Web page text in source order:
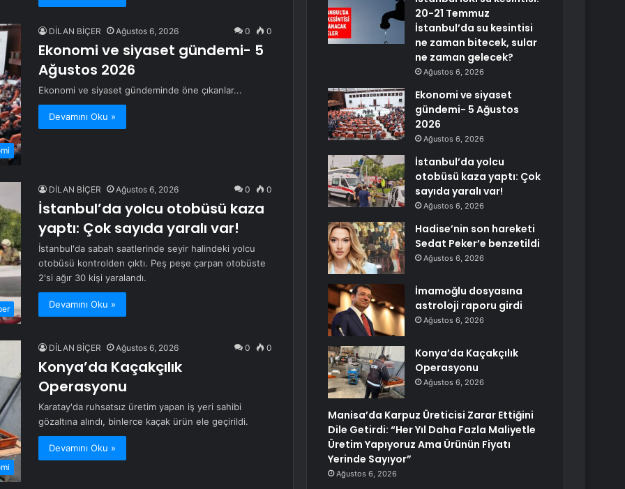
DİLAN BİÇER Ağustos 6, 2026 0 0
Ekonomi ve siyaset gündemi- 5
Ağustos 2026
Ekonomi ve siyaset gündeminde öne çıkanlar...
Devamını Oku »
DİLAN BİÇER Ağustos 6, 2026 0 0
İstanbul’da yolcu otobüsü kaza
yaptı: Çok sayıda yaralı var!
İstanbul'da sabah saatlerinde seyir halindeki yolcu
otobüsü kontrolden çıktı. Peş peşe çarpan otobüste
2'si ağır 30 kişi yaralandı.
Devamını Oku »
DİLAN BİÇER Ağustos 6, 2026 0 0
Konya’da Kaçakçılık
Operasyonu
Karatay'da ruhsatsız üretim yapan iş yeri sahibi
gözaltına alındı, binlerce kaçak ürün ele geçirildi.
Devamını Oku »
20-21 Temmuz
İstanbul’da su kesintisi
ne zaman bitecek, sular
ne zaman gelecek?
Ağustos 6, 2026
Ekonomi ve siyaset
gündemi- 5 Ağustos
2026
Ağustos 6, 2026
İstanbul’da yolcu
otobüsü kaza yaptı: Çok
sayıda yaralı var!
Ağustos 6, 2026
Hadise’nin son hareketi
Sedat Peker’e benzetildi
Ağustos 6, 2026
İmamoğlu dosyasına
astroloji raporu girdi
Ağustos 6, 2026
Konya’da Kaçakçılık
Operasyonu
Ağustos 6, 2026
Manisa’da Karpuz Üreticisi Zarar Ettiğini
Dile Getirdi: “Her Yıl Daha Fazla Maliyetle
Üretim Yapıyoruz Ama Ürünün Fiyatı
Yerinde Sayıyor”
Ağustos 6, 2026